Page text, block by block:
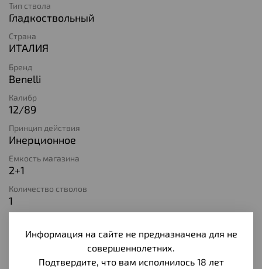
Тип ствола
Гладкоствольный
Страна
ИТАЛИЯ
Бренд
Benelli
Калибр
12/89
Принцип действия
Инерционное
Емкость магазина
2+1
Количество стволов
1
Оружейная сталь
Информация на сайте не предназначена для не
совершеннолетних.
Подтвердите, что вам исполнилось 18 лет